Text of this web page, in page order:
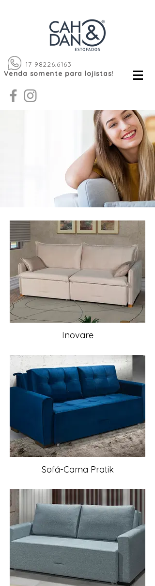
17 98226.6163
Venda somente para lojistas!
MULTIFUNÇÃO
Inovare
Sofá-Cama Pratik